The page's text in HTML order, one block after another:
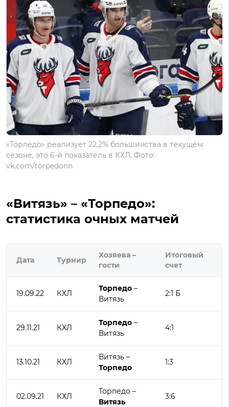
«Торпедо» реализует 22,2% большинства в текущем
сезоне, это 6-й показатель в КХЛ. Фото:
vk.com/torpedonn
«Витязь» – «Торпедо»:
статистика очных матчей
Дата Турнир
Хозяева –
гости
Итоговый
счет
19.09.22 КХЛ
Торпедо –
Витязь
2:1 Б
29.11.21 КХЛ
Торпедо –
Витязь
4:1
13.10.21 КХЛ
Витязь –
Торпедо
1:3
02.09.21 КХЛ
Торпедо –
Витязь
3:6